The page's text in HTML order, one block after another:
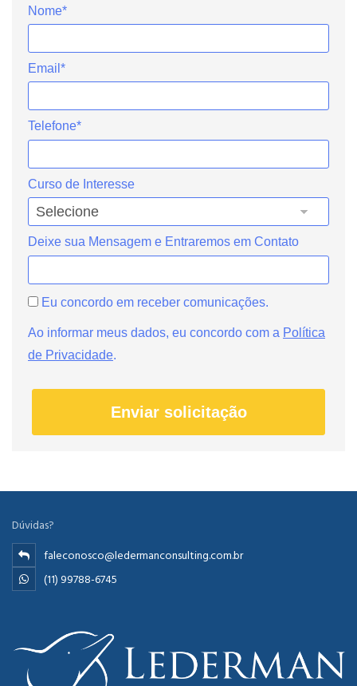
Nome*
Email*
Telefone*
Curso de Interesse
Deixe sua Mensagem e Entraremos em Contato
Eu concordo em receber comunicações.
Ao informar meus dados, eu concordo com a Política
de Privacidade.
Enviar solicitação
Dúvidas?
faleconosco@ledermanconsulting.com.br
(11) 99788-6745